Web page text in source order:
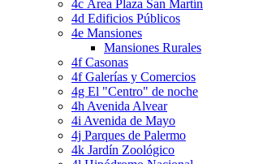
4c Área Plaza San Martín
4d Edificios Públicos
4e Mansiones
Mansiones Rurales
4f Casonas
4f Galerías y Comercios
4g El "Centro" de noche
4h Avenida Alvear
4i Avenida de Mayo
4j Parques de Palermo
4k Jardín Zoológico